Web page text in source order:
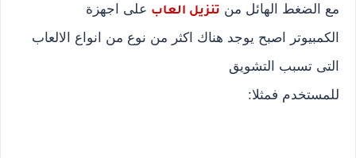
مع الضغط الهائل من تنزيل العاب على اجهزة
الكمبيوتر اصبح يوجد هناك اكثر من نوع من انواع الالعاب
التى تسبب التشويق
للمستخدم فمثلا: